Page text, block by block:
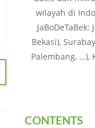
wilayah di
Bekasi),
Palembang, …),
CONTENTS